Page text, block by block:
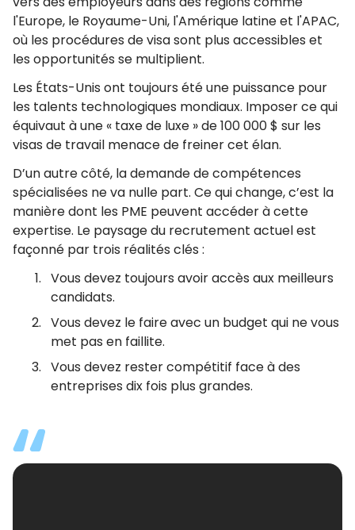
l'Europe, le Royaume-Uni, l'Amérique latine et l'APAC,
où les procédures de visa sont plus accessibles et
les opportunités se multiplient.
Les États-Unis ont toujours été une puissance pour
les talents technologiques mondiaux. Imposer ce qui
équivaut à une « taxe de luxe » de 100 000 $ sur les
visas de travail menace de freiner cet élan.
D’un autre côté, la demande de compétences
spécialisées ne va nulle part. Ce qui change, c’est la
manière dont les PME peuvent accéder à cette
expertise. Le paysage du recrutement actuel est
façonné par trois réalités clés :
Vous devez toujours avoir accès aux meilleurs
candidats.
Vous devez le faire avec un budget qui ne vous
met pas en faillite.
Vous devez rester compétitif face à des
entreprises dix fois plus grandes.